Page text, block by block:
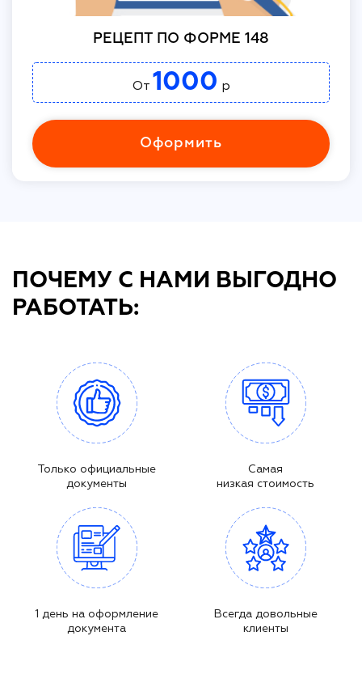
РЕЦЕПТ ПО ФОРМЕ 148
От 1000 р
Оформить
ПОЧЕМУ С НАМИ ВЫГОДНО
РАБОТАТЬ:
Только официальные
документы
Самая
низкая стоимость
1 день на оформление
документа
Всегда довольные
клиенты